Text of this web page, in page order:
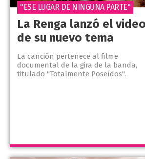
La Renga lanzó el video
de su nuevo tema
La canción pertenece al filme
documental de la gira de la banda,
titulado "Totalmente Poseídos".
"ESE LUGAR DE NINGUNA PARTE"